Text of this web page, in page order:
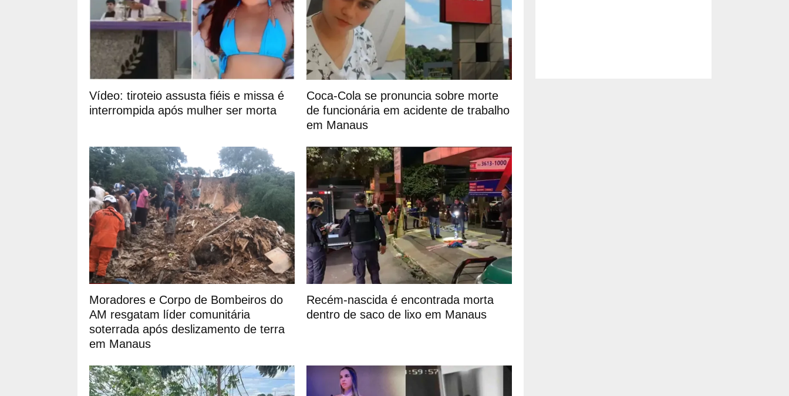
Vídeo: tiroteio assusta fiéis e missa é
interrompida após mulher ser morta
Coca-Cola se pronuncia sobre morte
de funcionária em acidente de trabalho
em Manaus
Moradores e Corpo de Bombeiros do
AM resgatam líder comunitária
soterrada após deslizamento de terra
em Manaus
Recém-nascida é encontrada morta
dentro de saco de lixo em Manaus